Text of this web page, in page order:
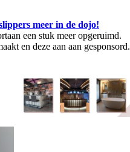
meer in de dojo!
een stuk meer opgeruimd.
en deze aan aan gesponsord.